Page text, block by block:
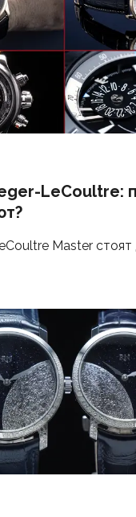
LeCoultre:
Master стоят